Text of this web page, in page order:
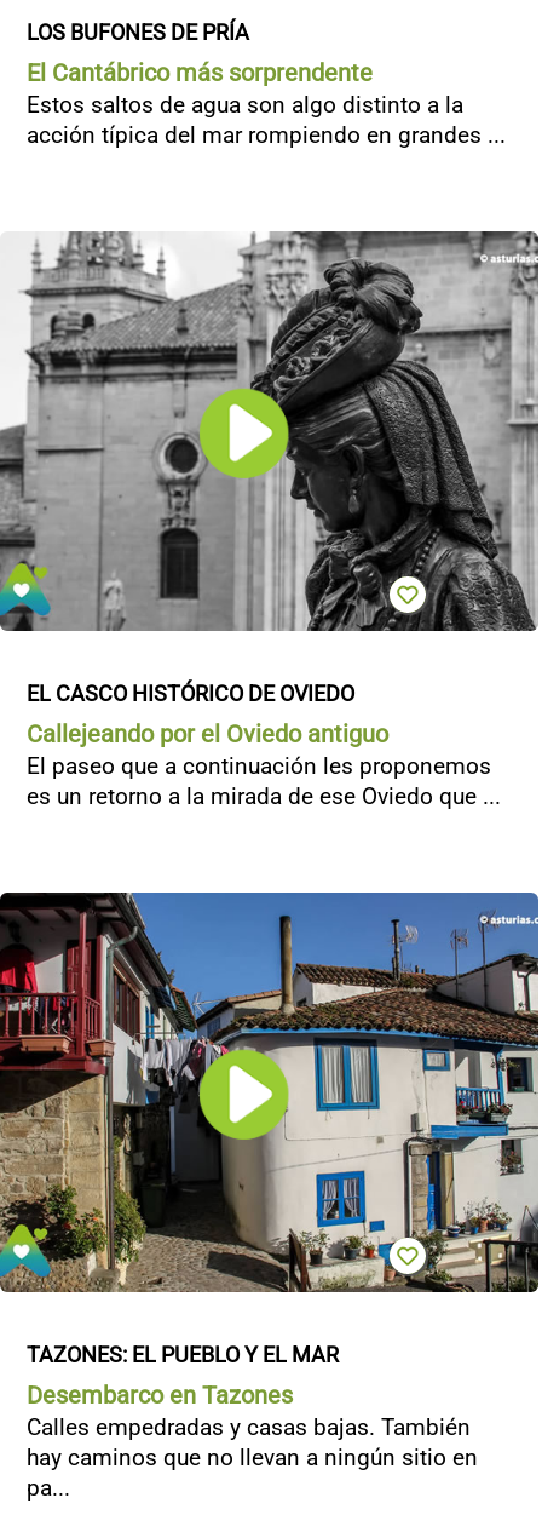
LOS BUFONES DE PRÍA
El Cantábrico más sorprendente
Estos saltos de agua son algo distinto a la
acción típica del mar rompiendo en grandes ...
EL CASCO HISTÓRICO DE OVIEDO
Callejeando por el Oviedo antiguo
El paseo que a continuación les proponemos
es un retorno a la mirada de ese Oviedo que ...
TAZONES: EL PUEBLO Y EL MAR
Desembarco en Tazones
Calles empedradas y casas bajas. También
hay caminos que no llevan a ningún sitio en
pa...